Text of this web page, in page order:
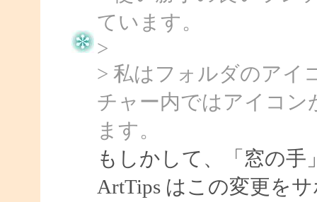
ています。
>
> 私はフォルダのアイ
チャー内ではアイコ
ます。
もしかして、「窓の
ArtTips はこの変更を